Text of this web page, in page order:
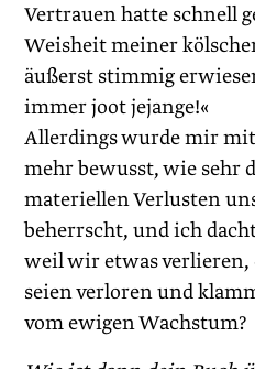
Vertrauen hatte schnell
Weisheit meiner
äußerst stimmig
immer joot jejange!«
Allerdings wurde mir
mehr bewusst, wie sehr
materiellen Verlusten
beherrscht, und ich
weil wir etwas
seien verloren und
vom ewigen Wachstum?